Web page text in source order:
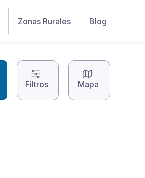
Zonas Rurales Blog
Filtros Mapa